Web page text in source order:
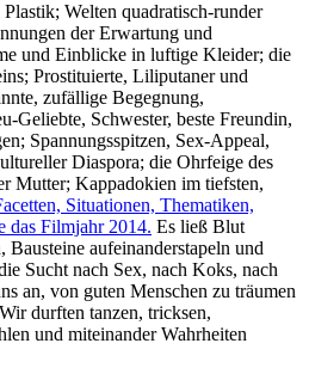
Welten quadratisch-runder
der Erwartung und
und Einblicke in luftige Kleider; die
Prostituierte, Liliputaner und
zufällige Begegnung,
Geliebte, Schwester, beste Freundin,
Spannungsspitzen, Sex-Appeal,
Diaspora; die Ohrfeige des
Mutter; Kappadokien im tiefsten,
Situationen, Thematiken,
das Filmjahr 2014. Es ließ Blut
Bausteine aufeinanderstapeln und
Sucht nach Sex, nach Koks, nach
an, von guten Menschen zu träumen
durften tanzen, tricksen,
und miteinander Wahrheiten